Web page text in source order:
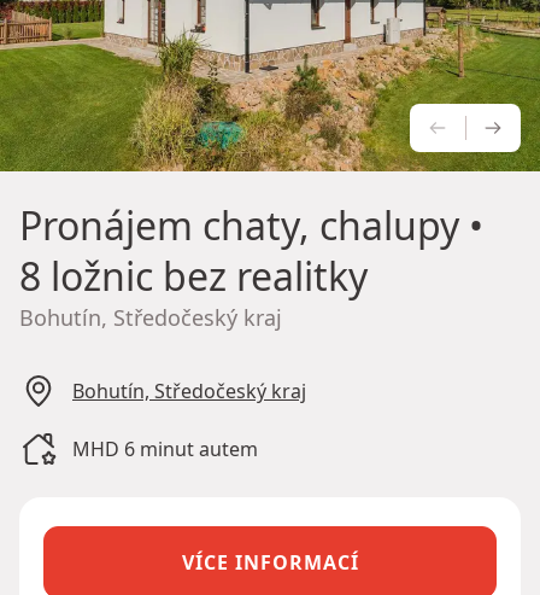
Pronájem chaty, chalupy•
8 ložnic bez realitky
Bohutín, Středočeský kraj
Bohutín, Středočeský kraj
MHD 6 minut autem
VÍCE INFORMACÍ